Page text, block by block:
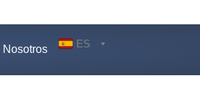
Nosotros ES